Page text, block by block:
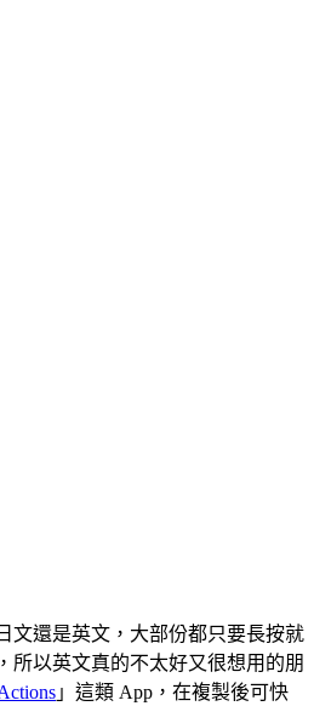
文還是英文，大部份都只要長按就
所以英文真的不太好又很想用的朋
」這類 App，在複製後可快